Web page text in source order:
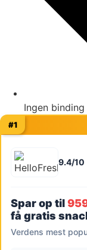
Ingen binding
#1
9.4/10
Spar op til
få gratis
Verdens mest